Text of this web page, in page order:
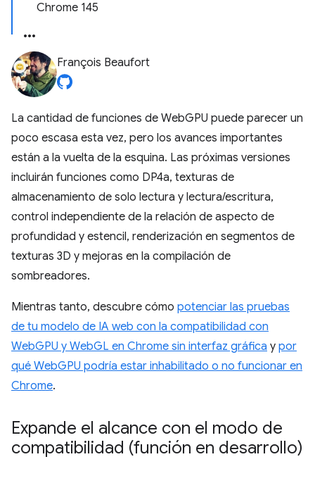
Chrome 145
François Beaufort
La cantidad de funciones de WebGPU puede parecer un
poco escasa esta vez, pero los avances importantes
están a la vuelta de la esquina. Las próximas versiones
incluirán funciones como DP4a, texturas de
almacenamiento de solo lectura y lectura/escritura,
control independiente de la relación de aspecto de
profundidad y estencil, renderización en segmentos de
texturas 3D y mejoras en la compilación de
sombreadores.
Mientras tanto, descubre cómo potenciar las pruebas
de tu modelo de IA web con la compatibilidad con
WebGPU y WebGL en Chrome sin interfaz gráfica y por
qué WebGPU podría estar inhabilitado o no funcionar en
Chrome.
Expande el alcance con el modo de
compatibilidad (función en desarrollo)